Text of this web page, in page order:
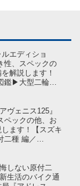
エディショ
性、スペックの
解説します！
鑑▶大型二輪ク
ヴェニス125』
ペックの他、お
ます！【スズキ
二種 編／
しない原付二
生活のバイク通